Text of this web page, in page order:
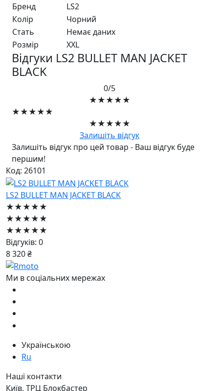
Бренд
LS2
Колір
Чорний
Стать
Немає даних
Розмір
XXL
Відгуки LS2 BULLET MAN JACKET
BLACK
0/5
★★★★★
★★★★★
★★★★★
Залишіть відгук
Залишіть відгук про цей товар - Ваш відгук буде
першим!
Код: 26101
LS2 BULLET MAN JACKET BLACK
★★★★★
★★★★★
★★★★★
Відгуків: 0
8 320 ₴
Ми в соціальних мережах
Українською
Ru
Наші контакти
Київ, ТРЦ Блокбастер